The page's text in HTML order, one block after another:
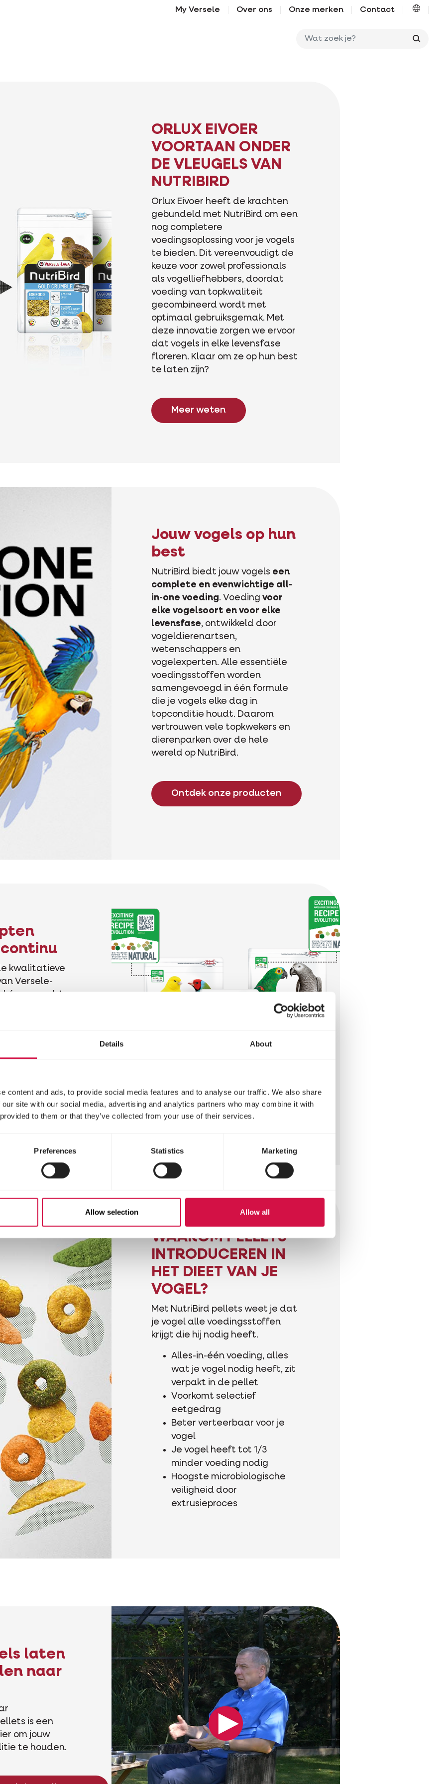
Details About
content and ads, to provide social media features and to analyse our traffic. We also share
site with our social media, advertising and analytics partners who may combine it with
to them or that they’ve collected from your use of their services.
Preferences Statistics Marketing
Allow selection Allow all
My Versele Over ons Onze merken Contact
ORLUX EIVOER
VOORTAAN ONDER
DE VLEUGELS VAN
NUTRIBIRD
Orlux Eivoer heeft de krachten
gebundeld met NutriBird om een
nog completere
voedingsoplossing voor je vogels
te bieden. Dit vereenvoudigt de
keuze voor zowel professionals
als vogelliefhebbers, doordat
voeding van topkwaliteit
gecombineerd wordt met
optimaal gebruiksgemak. Met
deze innovatie zorgen we ervoor
dat vogels in elke levensfase
floreren. Klaar om ze op hun best
te laten zijn?
Meer weten
Jouw vogels op hun
best
NutriBird biedt jouw vogels een
complete en evenwichtige all-
in-one voeding. Voeding voor
elke vogelsoort en voor elke
levensfase, ontwikkeld door
vogeldierenartsen,
wetenschappers en
vogelexperten. Alle essentiële
voedingsstoffen worden
samengevoegd in één formule
die je vogels elke dag in
topconditie houdt. Daarom
vertrouwen vele topkwekers en
dierenparken over de hele
wereld op NutriBird.
Ontdek onze producten
kwalitatieve
Versele-
én gezond. In
de
meer
WAAROM PELLETS
INTRODUCEREN IN
HET DIEET VAN JE
VOGEL?
Met NutriBird pellets weet je dat
je vogel alle voedingsstoffen
krijgt die hij nodig heeft.
Alles-in-één voeding, alles
wat je vogel nodig heeft, zit
verpakt in de pellet
Voorkomt selectief
eetgedrag
Beter verteerbaar voor je
vogel
Je vogel heeft tot 1/3
minder voeding nodig
Hoogste microbiologische
veiligheid door
extrusieproces
laten
naar
is een
om jouw
te houden.